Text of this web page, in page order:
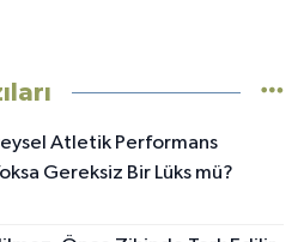
Atletik Performans
Gereksiz Bir Lüks mü?